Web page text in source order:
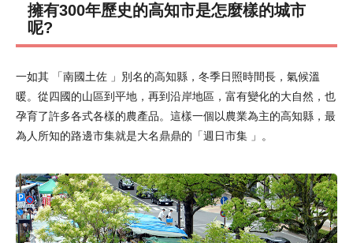
擁有300年歷史的高知市是怎麼樣的城市
呢?
一如其 「南國土佐 」別名的高知縣，冬季日照時間長，氣候溫
暖。從四國的山區到平地，再到沿岸地區，富有變化的大自然，也
孕育了許多各式各樣的農產品。這樣一個以農業為主的高知縣，最
為人所知的路邊市集就是大名鼎鼎的「週日市集 」。